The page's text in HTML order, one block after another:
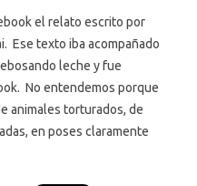
el relato escrito por
Ese texto iba acompañado
leche y fue
No entendemos porque
animales torturados, de
en poses claramente